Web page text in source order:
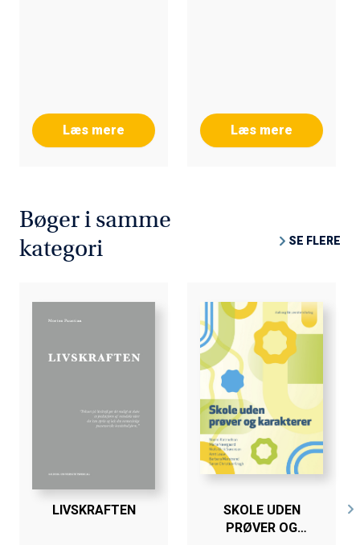
Læs mere Læs mere
Bøger i samme
kategori
SE FLERE
LIVSKRAFTEN
SKOLE UDEN
PRØVER OG